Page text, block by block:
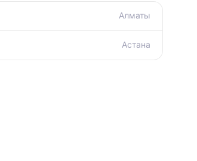
Алматы
Астана